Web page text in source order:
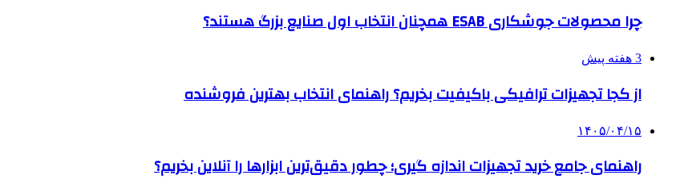
چرا محصولات جوشکاری ESAB همچنان انتخاب اول صنایع بزرگ هستند؟
3 هفته پیش
از کجا تجهیزات ترافیکی باکیفیت بخریم؟ راهنمای انتخاب بهترین فروشنده
۱۴۰۵/۰۴/۱۵
راهنمای جامع خرید تجهیزات اندازه گیری؛ چطور دقیق‌ترین ابزارها را آنلاین بخریم؟